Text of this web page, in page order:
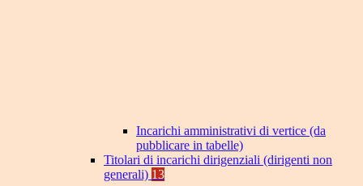
Incarichi amministrativi di vertice (da
pubblicare in tabelle)
Titolari di incarichi dirigenziali (dirigenti non
generali) 13